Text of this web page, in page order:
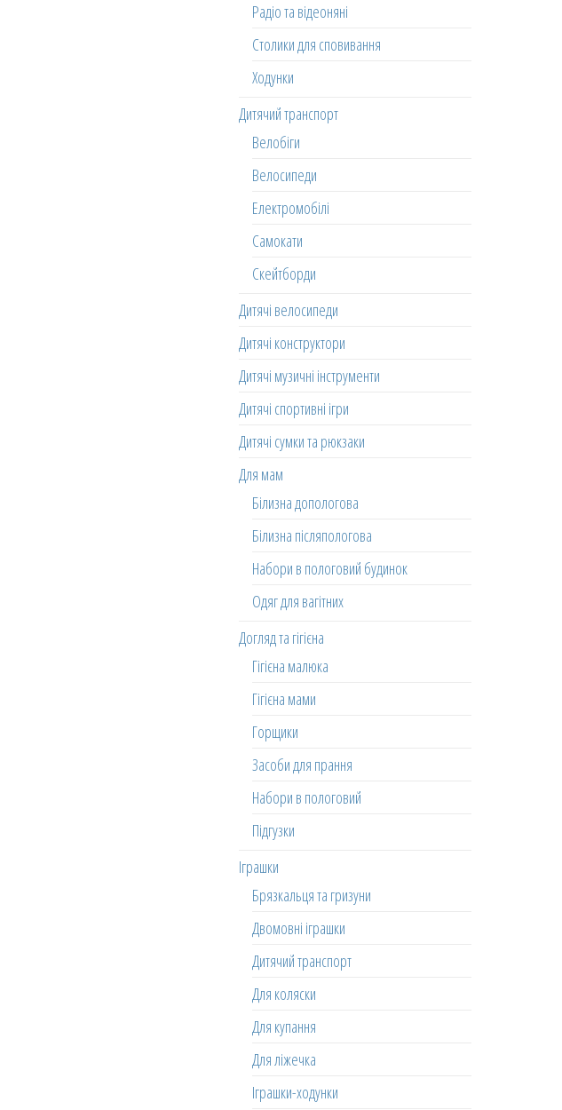
Радіо та відеоняні
Столики для сповивання
Ходунки
Дитячий транспорт
Велобіги
Велосипеди
Електромобілі
Самокати
Скейтборди
Дитячі велосипеди
Дитячі конструктори
Дитячі музичні інструменти
Дитячі спортивні ігри
Дитячі сумки та рюкзаки
Для мам
Білизна допологова
Білизна післяпологова
Набори в пологовий будинок
Одяг для вагітних
Догляд та гігієна
Гігієна малюка
Гігієна мами
Горщики
Засоби для прання
Набори в пологовий
Підгузки
Іграшки
Брязкальця та гризуни
Двомовні іграшки
Дитячий транспорт
Для коляски
Для купання
Для ліжечка
Іграшки-ходунки